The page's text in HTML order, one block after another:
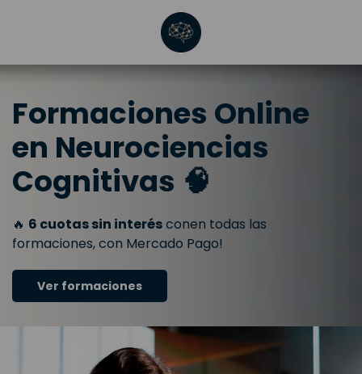
Formaciones Online
en Neurociencias
Cognitivas 🧠
🔥 6 cuotas sin interésconen todas las
formaciones, con Mercado Pago!
Ver formaciones